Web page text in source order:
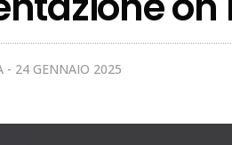
24 GENNAIO 2025